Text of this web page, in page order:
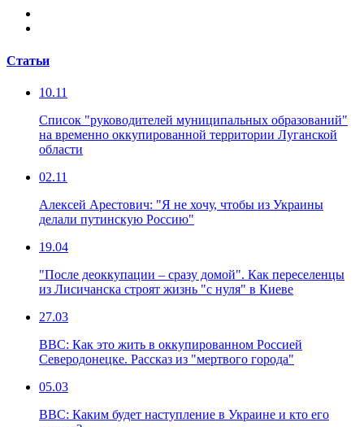
Статьи
10.11
Список "руководителей муниципальных образований"
на временно оккупированной территории Луганской
области
02.11
Алексей Арестович: "Я не хочу, чтобы из Украины
делали путинскую Россию"
19.04
"После деоккупации – сразу домой". Как переселенцы
из Лисичанска строят жизнь "с нуля" в Киеве
27.03
ВВС: Как это жить в оккупированном Россией
Северодонецке. Рассказ из "мертвого города"
05.03
ВВС: Каким будет наступление в Украине и кто его